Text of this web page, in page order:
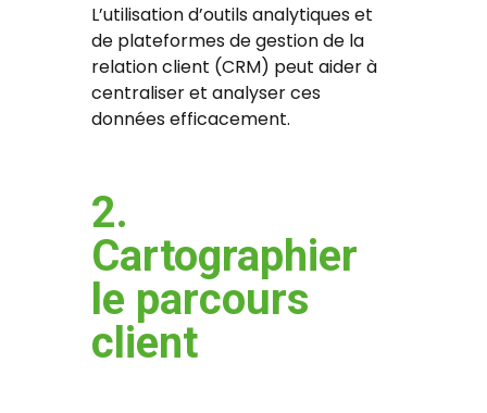
L’utilisation d’outils analytiques et
de plateformes de gestion de la
relation client (CRM) peut aider à
centraliser et analyser ces
données efficacement.
2.
Cartographier
le parcours
client